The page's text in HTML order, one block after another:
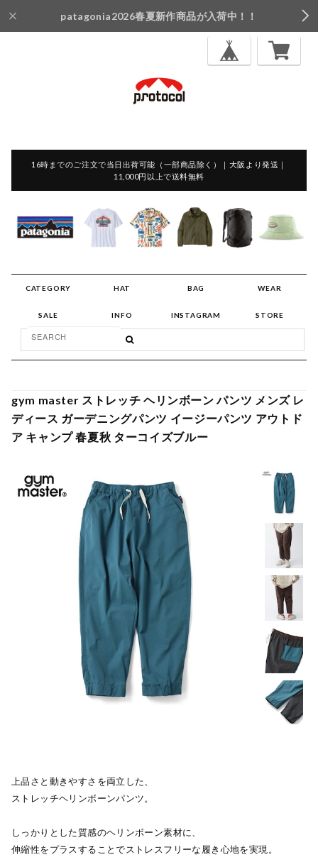
patagonia2026春夏新作商品が入荷中！！
16時までのご注文で当日出荷可能（一部商品除く）｜大阪より発送｜
11,000円以上で送料無料
CATEGORY HAT BAG WEAR
SALE INFO INSTAGRAM STORE
gym master ストレッチ ヘリンボーン パンツ メンズ レ
ディース ガーデニングパンツ イージーパンツ アウトド
ア キャンプ 春夏秋 ターコイズブルー
上品さと動きやすさを両立した、
ストレッチヘリンボーンパンツ。
しっかりとした質感のヘリンボーン素材に、
伸縮性をプラスすることでストレスフリーな履き心地を実現。